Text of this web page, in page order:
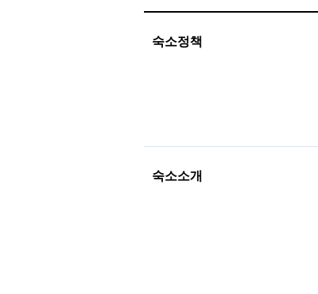
숙소정책
숙소소개